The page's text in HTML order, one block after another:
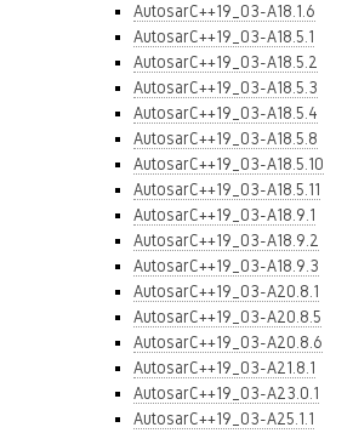
AutosarC++19_03-A18.1.6
AutosarC++19_03-A18.5.1
AutosarC++19_03-A18.5.2
AutosarC++19_03-A18.5.3
AutosarC++19_03-A18.5.4
AutosarC++19_03-A18.5.8
AutosarC++19_03-A18.5.10
AutosarC++19_03-A18.5.11
AutosarC++19_03-A18.9.1
AutosarC++19_03-A18.9.2
AutosarC++19_03-A18.9.3
AutosarC++19_03-A20.8.1
AutosarC++19_03-A20.8.5
AutosarC++19_03-A20.8.6
AutosarC++19_03-A21.8.1
AutosarC++19_03-A23.0.1
AutosarC++19_03-A25.1.1